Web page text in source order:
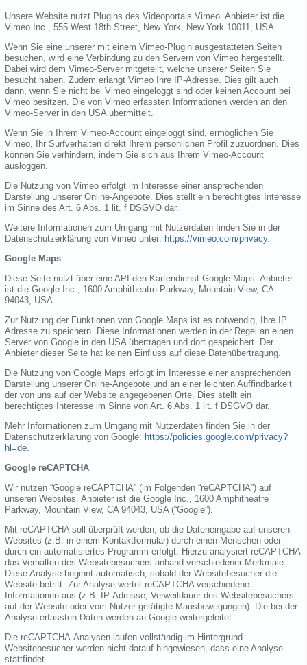
Unsere Website nutzt Plugins des Videoportals Vimeo. Anbieter ist die
Vimeo Inc., 555 West 18th Street, New York, New York 10011, USA.
Wenn Sie eine unserer mit einem Vimeo-Plugin ausgestatteten Seiten
besuchen, wird eine Verbindung zu den Servern von Vimeo hergestellt.
Dabei wird dem Vimeo-Server mitgeteilt, welche unserer Seiten Sie
besucht haben. Zudem erlangt Vimeo Ihre IP-Adresse. Dies gilt auch
dann, wenn Sie nicht bei Vimeo eingeloggt sind oder keinen Account bei
Vimeo besitzen. Die von Vimeo erfassten Informationen werden an den
Vimeo-Server in den USA übermittelt.
Wenn Sie in Ihrem Vimeo-Account eingeloggt sind, ermöglichen Sie
Vimeo, Ihr Surfverhalten direkt Ihrem persönlichen Profil zuzuordnen. Dies
können Sie verhindern, indem Sie sich aus Ihrem Vimeo-Account
ausloggen.
Die Nutzung von Vimeo erfolgt im Interesse einer ansprechenden
Darstellung unserer Online-Angebote. Dies stellt ein berechtigtes Interesse
im Sinne des Art. 6 Abs. 1 lit. f DSGVO dar.
Weitere Informationen zum Umgang mit Nutzerdaten finden Sie in der
Datenschutzerklärung von Vimeo unter: https://vimeo.com/privacy.
Google Maps
Diese Seite nutzt über eine API den Kartendienst Google Maps. Anbieter
ist die Google Inc., 1600 Amphitheatre Parkway, Mountain View, CA
94043, USA.
Zur Nutzung der Funktionen von Google Maps ist es notwendig, Ihre IP
Adresse zu speichern. Diese Informationen werden in der Regel an einen
Server von Google in den USA übertragen und dort gespeichert. Der
Anbieter dieser Seite hat keinen Einfluss auf diese Datenübertragung.
Die Nutzung von Google Maps erfolgt im Interesse einer ansprechenden
Darstellung unserer Online-Angebote und an einer leichten Auffindbarkeit
der von uns auf der Website angegebenen Orte. Dies stellt ein
berechtigtes Interesse im Sinne von Art. 6 Abs. 1 lit. f DSGVO dar.
Mehr Informationen zum Umgang mit Nutzerdaten finden Sie in der
Datenschutzerklärung von Google: https://policies.google.com/privacy?
hl=de
Google reCAPTCHA
Wir nutzen “Google reCAPTCHA” (im Folgenden “reCAPTCHA”) auf
unseren Websites. Anbieter ist die Google Inc., 1600 Amphitheatre
Parkway, Mountain View, CA 94043, USA (“Google”).
Mit reCAPTCHA soll überprüft werden, ob die Dateneingabe auf unseren
Websites (z.B. in einem Kontaktformular) durch einen Menschen oder
durch ein automatisiertes Programm erfolgt. Hierzu analysiert reCAPTCHA
das Verhalten des Websitebesuchers anhand verschiedener Merkmale.
Diese Analyse beginnt automatisch, sobald der Websitebesucher die
Website betritt. Zur Analyse wertet reCAPTCHA verschiedene
Informationen aus (z.B. IP-Adresse, Verweildauer des Websitebesuchers
auf der Website oder vom Nutzer getätigte Mausbewegungen). Die bei der
Analyse erfassten Daten werden an Google weitergeleitet.
Die reCAPTCHA-Analysen laufen vollständig im Hintergrund.
Websitebesucher werden nicht darauf hingewiesen, dass eine Analyse
stattfindet.